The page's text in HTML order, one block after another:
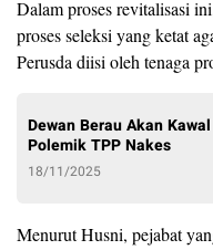
Dalam proses revitalisasi
proses seleksi yang ketat
Perusda diisi oleh tenaga
Dewan Berau Akan
Polemik TPP Nakes
18/11/2025
Menurut Husni, pejabat